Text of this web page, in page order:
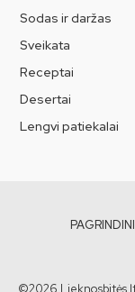
Sodas ir daržas
Sveikata
Receptai
Desertai
Lengvi patiekalai
©2026